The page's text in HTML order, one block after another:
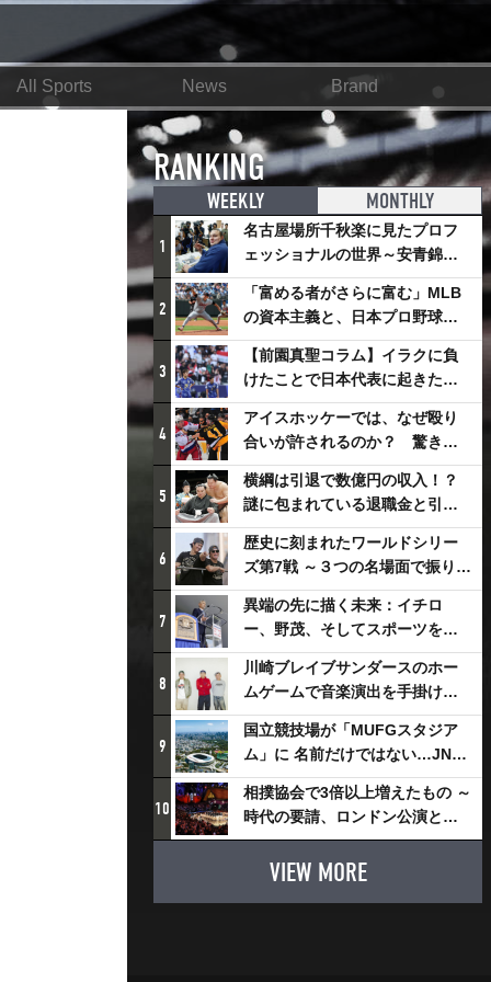
All Sports News Brand
RANKING
WEEKLY MONTHLY
1
名古屋場所千秋楽に見たプロフ
ェッショナルの世界～安青錦の
優勝を巡るさまざまなドラマ
2
「富める者がさらに富む」MLB
の資本主義と、日本プロ野球が
踏み出せない一歩
3
【前園真聖コラム】イラクに負
けたことで日本代表に起きたプ
ラスとは
4
アイスホッケーでは、なぜ殴り
合いが許されるのか？ 驚きの
「ファイティング」ルールにつ
いて
5
横綱は引退で数億円の収入！？
謎に包まれている退職金と引退
相撲興行
6
歴史に刻まれたワールドシリー
ズ第7戦 ～３つの名場面で振り返
る～
7
異端の先に描く未来：イチロ
ー、野茂、そしてスポーツを支
える科学界の挑戦
8
川崎ブレイブサンダースのホー
ムゲームで音楽演出を手掛ける
スチャダラパーが川崎新！アリ
ーナシティ・プロジェクトを語
る 「楽しみでしかないでしょ。
川崎は、ずっと成長曲線だか
ら」
9
国立競技場が「MUFGスタジア
ム」に 名前だけではない…JNSE
とMUFGが“共創”し描く地域活
性化・社会価値創造の近未来図
とは
10
相撲協会で3倍以上増えたもの ～
時代の要請、ロンドン公演と古
式大相撲
VIEW MORE